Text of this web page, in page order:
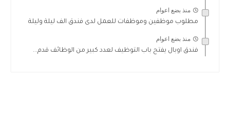
منذ بضع اعوام
مطلوب موظفين وموظفات للعمل لدى فندق الف ليلة وليلة
منذ بضع اعوام
فندق اوبال يفتح باب التوظيف لعدد كبير من الوظائف قدم...